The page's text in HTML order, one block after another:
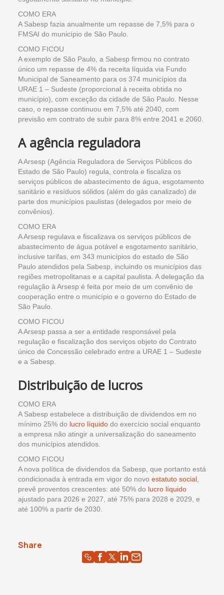
COMO ERA
A Sabesp fazia anualmente um repasse de 7,5% para o
FMSAI do município de São Paulo.
COMO FICOU
A exemplo de São Paulo, a Sabesp firmou no contrato
único um repasse de 4% da receita líquida via Fundo
Municipal de Saneamento para os 374 municípios da
URAE 1 – Sudeste (proporcional à receita obtida no
município), com exceção da cidade de São Paulo. Nesse
caso, o repasse continuou em 7,5% até 2040, com
previsão em contrato de subir para 8% entre 2041 e 2060.
A agência reguladora
A Arsesp (Agência Reguladora de Serviços Públicos do
Estado de São Paulo) regula, controla e fiscaliza os
serviços públicos de abastecimento de água, esgotamento
sanitário e resíduos sólidos (além do gás canalizado) de
parte dos municípios paulistas (delegados por meio de
convênios).
COMO ERA
A Arsesp regulava e fiscalizava os serviços públicos de
abastecimento de água potável e esgotamento sanitário,
inclusive tarifas, em 343 municípios do estado de São
Paulo atendidos pela Sabesp, incluindo os municípios das
regiões metropolitanas e a capital paulista. A delegação da
regulação à Arsesp é feita por meio de um convênio de
cooperação entre o município e o governo do Estado de
São Paulo.
COMO FICOU
A Arsesp passa a ser a entidade responsável pela
regulação e fiscalização dos serviços objeto do Contrato
único de Concessão celebrado entre a URAE 1 – Sudeste
e a Sabesp.
Distribuição de lucros
COMO ERA
A Sabesp estabelece a distribuição de dividendos em no
mínimo 25% do lucro líquido do exercício social enquanto
a empresa não atingir a universalização do saneamento
dos municípios atendidos.
COMO FICOU
A nova política de dividendos da Sabesp, que portanto está
condicionada à entrada em vigor do novo estatuto social
prevê proventos crescentes: até 50% do lucro líquido
ajustado para 2026 e 2027, até 75% para 2028 e 2029, e
até 100% a partir de 2030.
Share